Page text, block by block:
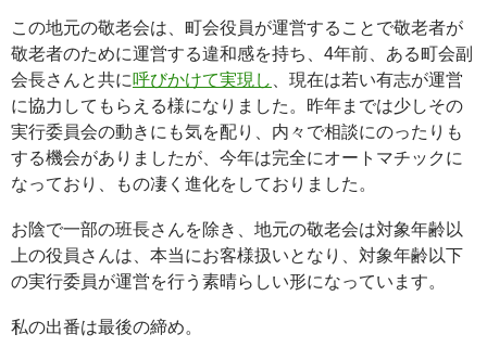
この地元の敬老会は、町会役員が運営することで敬老者が
敬老者のために運営する違和感を持ち、4年前、ある町会副
会長さんと共に呼びかけて実現し
、現在は若い有志が運営
に協力してもらえる様になりました。昨年までは少しその
実行委員会の動きにも気を配り、内々で相談にのったりも
する機会がありましたが、今年は完全にオートマチックに
なっており、もの凄く進化をしておりました。
お陰で一部の班長さんを除き、地元の敬老会は対象年齢以
上の役員さんは、本当にお客様扱いとなり、対象年齢以下
の実行委員が運営を行う素晴らしい形になっています。
私の出番は最後の締め。